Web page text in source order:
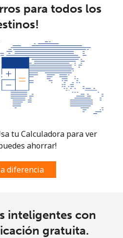
para todos los
tu Calculadora para ver
ahorrar!
diferencia
inteligentes con
gratuita.